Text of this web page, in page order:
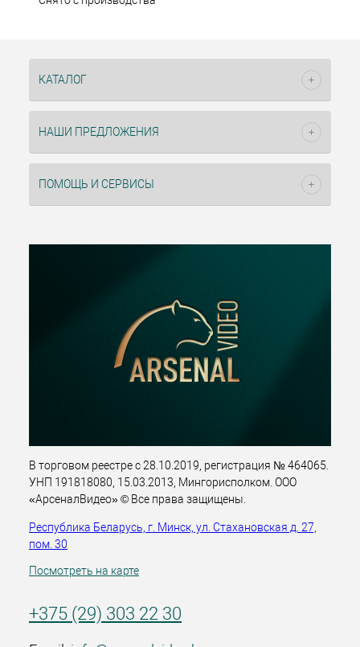
КАТАЛОГ
НАШИ ПРЕДЛОЖЕНИЯ
ПОМОЩЬ И СЕРВИСЫ
В торговом реестре с 28.10.2019, регистрация № 464065.
УНП 191818080, 15.03.2013, Мингорисполком. ООО
«АрсеналВидео» © Все права защищены.
Республика Беларусь, г. Минск, ул. Стахановская д. 27,
пом. 30
Посмотреть на карте
+375 (29) 303 22 30